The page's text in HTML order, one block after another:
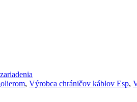
, Výrobca chráničov káblov Esp,